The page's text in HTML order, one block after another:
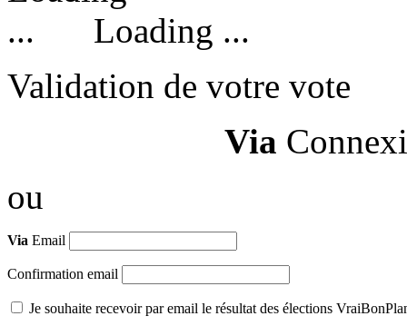
Loading ...
Validation de votre vote
Via
ou
Via Email
Confirmation email
Je souhaite recevoir par email le résultat des élections